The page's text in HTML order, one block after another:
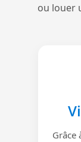
ou louer
Grâce